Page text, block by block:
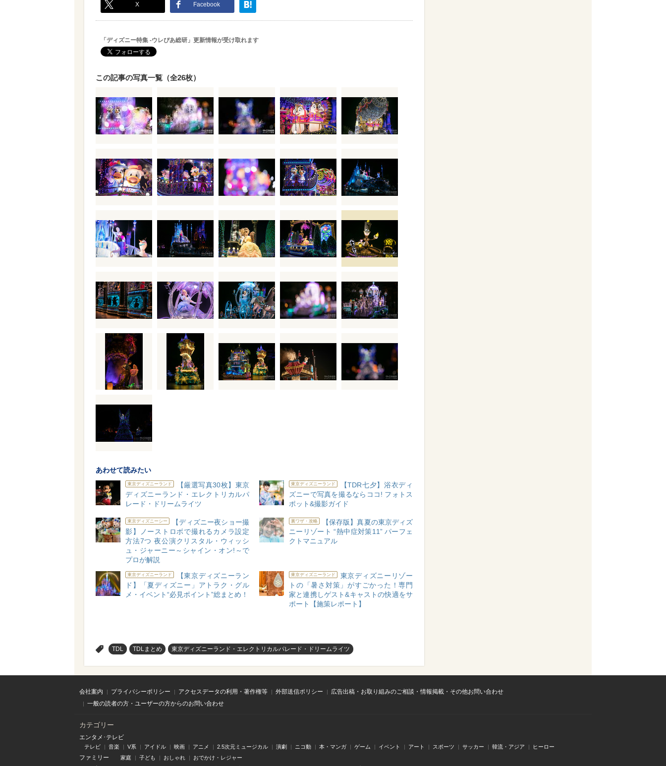
X Facebook
「ディズニー特集 -ウレぴあ総研」更新情報が受け取れます
この記事の写真一覧（全26枚）
あわせて読みたい
東京ディズニーランド
【厳選写真30枚】東京
ディズニーランド・エレクトリカルパ
レード・ドリームライツ
東京ディズニーランド
【TDR七夕】浴衣ディ
ズニーで写真を撮るならココ! フォトス
ポット&撮影ガイド
東京ディズニーシー
【ディズニー夜ショー撮
影】ノーストロボで撮れるカメラ設定
方法7つ 夜公演クリスタル・ウィッシ
ュ・ジャーニー～シャイン・オン!～で
プロが解説
裏ワザ・攻略
【保存版】真夏の東京ディズ
ニーリゾート “熱中症対策11” パーフェ
クトマニュアル
東京ディズニーランド
【東京ディズニーラン
ド】「夏ディズニー」アトラク・グル
メ・イベント“必見ポイント”総まとめ！
東京ディズニーランド
東京ディズニーリゾー
トの「暑さ対策」がすごかった！専門
家と連携しゲスト&キャストの快適をサ
ポート【施策レポート】
TDL TDLまとめ 東京ディズニーランド・エレクトリカルパレード・ドリームライツ
会社案内 プライバシーポリシー アクセスデータの利用・著作権等 外部送信ポリシー
広告出稿・お取り組みのご相談・情報掲載・その他お問い合わせ
一般の読者の方・ユーザーの方からのお問い合わせ
カテゴリー
エンタメ･テレビ
テレビ 音楽 V系 アイドル 映画 アニメ 2.5次元ミュージカル 演劇 ニコ動 本・マンガ ゲーム イベント アート スポーツ サッカー 韓流・アジア ヒーロー
ファミリー 家庭 子ども おしゃれ おでかけ・レジャー